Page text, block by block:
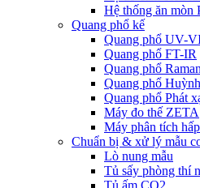
Hệ thống ăn mòn
Quang phổ kế
Quang phổ UV-
Quang phổ FT-IR
Quang phổ Raman
Quang phổ
Quang phổ Phát
Máy đo thế ZETA
Máy phân tích
Chuẩn bị & xử lý mẫu
Lò nung mẫu
Tủ sấy phòng thí
Tủ ấm CO2